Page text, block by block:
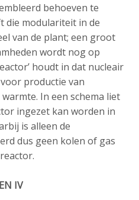
behoeven te
die modulariteit in de
van de plant; een groot
wordt nog op
houdt in dat nucleair
productie van
In een schema liet
ingezet kan worden in
is alleen de
dus geen kolen of gas
IV